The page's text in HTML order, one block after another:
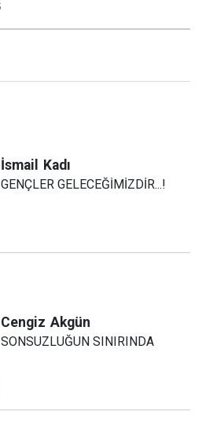
İsmail Kadı
GENÇLER GELECEĞİMİZDİR...!
Cengiz Akgün
SONSUZLUĞUN SINIRINDA